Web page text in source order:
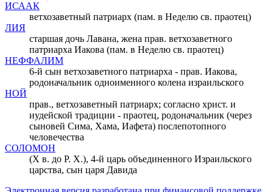
ИСААК
ветхозаветный патриарх (пам. в Неделю св. праотец)
ЛИЯ
старшая дочь Лавана, жена прав. ветхозаветного
патриарха Иакова (пам. в Неделю св. праотец)
НЕФФАЛИМ
6-й сын ветхозаветного патриарха - прав. Иакова,
родоначальник одноименного колена израильского
НОЙ
прав., ветхозаветный патриарх; согласно христ. и
иудейской традиции - праотец, родоначальник (через
сыновей Сима, Хама, Иафета) послепотопного
человечества
СОЛОМОН
(X в. до Р. Х.), 4-й царь объединенного Израильского
царства, сын царя Давида